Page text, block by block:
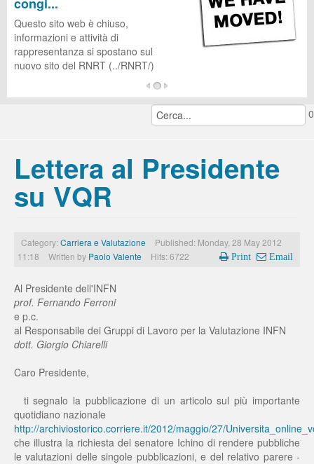
Questo sito web è chiuso,
informazioni e attività di
rappresentanza si spostano sul
nuovo sito del RNRT (../RNRT/)
0
Lettera al Presidente
su VQR
Category: Carriera e Valutazione
Published: Monday, 28 May 2012
11:18
Written by Paolo Valente Hits: 6722 Print Email
Al Presidente dell'INFN
prof. Fernando Ferroni
e p.c.
al Responsabile dei Gruppi di Lavoro per la Valutazione INFN
dott. Giorgio Chiarelli
Caro Presidente,
ti segnalo la pubblicazione di un articolo sul più importante
quotidiano nazionale
http://archiviostorico.corriere.it/2012/maggio/27/
che illustra la richiesta del senatore Ichino di rendere pubbliche
le valutazioni delle singole pubblicazioni, e del relativo parere -
CUG